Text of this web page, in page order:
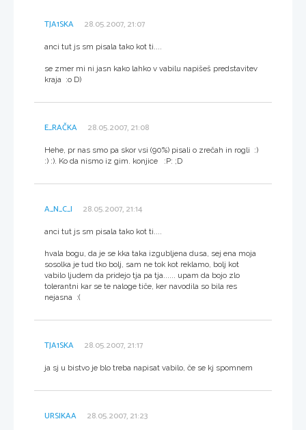
TJA1SKA 28.05.2007, 21:07
anci tut js sm pisala tako kot ti....
se zmer mi ni jasn kako lahko v vabilu napišeš predstavitev
kraja :o D)
E_RAČKA 28.05.2007, 21:08
Hehe, pr nas smo pa skor vsi (90%) pisali o zrečah in rogli :)
:) :). Ko da nismo iz gim. konjice :P: ;D
A_N_C_I 28.05.2007, 21:14
anci tut js sm pisala tako kot ti....
hvala bogu, da je se kka taka izgubljena dusa, sej ena moja
sosolka je tud tko bolj, sam ne tok kot reklamo, bolj kot
vabilo ljudem da pridejo tja pa tja...... upam da bojo zlo
tolerantni kar se te naloge tiče, ker navodila so bila res
nejasna :(
TJA1SKA 28.05.2007, 21:17
ja sj u bistvo je blo treba napisat vabilo, če se kj spomnem
URSIKAA 28.05.2007, 21:23